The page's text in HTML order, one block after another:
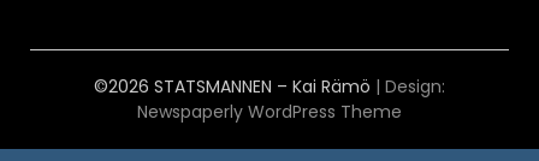
©2026 STATSMANNEN – Kai Rämö | Design:
Newspaperly WordPress Theme